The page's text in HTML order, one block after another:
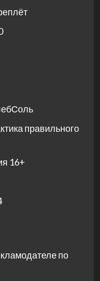
правильного
16+
по